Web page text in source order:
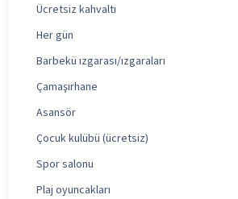
Ücretsiz kahvaltı
Her gün
Barbekü ızgarası/ızgaraları
Çamaşırhane
Asansör
Çocuk kulübü (ücretsiz)
Spor salonu
Plaj oyuncakları